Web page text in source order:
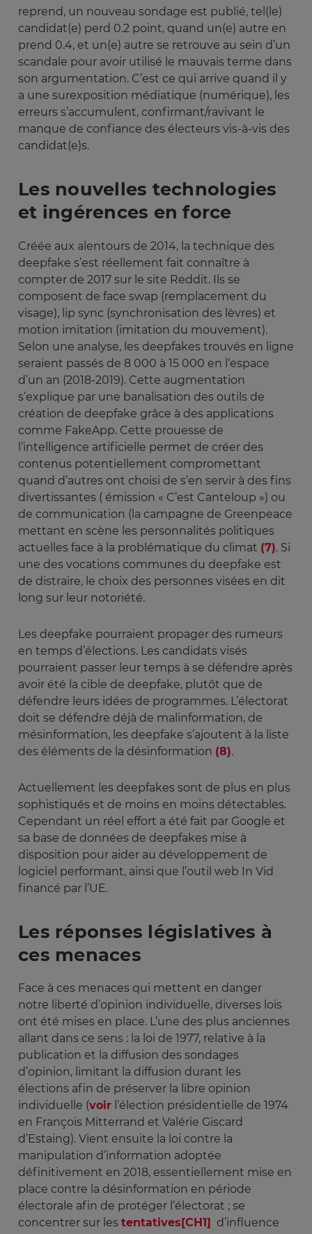
reprend, un nouveau sondage est publié, tel(le)
candidat(e) perd 0.2 point, quand un(e) autre en
prend 0.4, et un(e) autre se retrouve au sein d’un
scandale pour avoir utilisé le mauvais terme dans
son argumentation. C’est ce qui arrive quand il y
a une surexposition médiatique (numérique), les
erreurs s’accumulent, confirmant/ravivant le
manque de confiance des électeurs vis-à-vis des
candidat(e)s.
Les nouvelles technologies
et ingérences en force
Créée aux alentours de 2014, la technique des
deepfake s’est réellement fait connaître à
compter de 2017 sur le site Reddit. Ils se
composent de face swap (remplacement du
visage), lip sync (synchronisation des lèvres) et
motion imitation (imitation du mouvement).
Selon une analyse, les deepfakes trouvés en ligne
seraient passés de 8 000 à 15 000 en l’espace
d’un an (2018-2019). Cette augmentation
s’explique par une banalisation des outils de
création de deepfake grâce à des applications
comme FakeApp. Cette prouesse de
l’intelligence artificielle permet de créer des
contenus potentiellement compromettant
quand d’autres ont choisi de s’en servir à des fins
divertissantes ( émission « C’est Canteloup ») ou
de communication (la campagne de Greenpeace
mettant en scène les personnalités politiques
actuelles face à la problématique du climat (7). Si
une des vocations communes du deepfake est
de distraire, le choix des personnes visées en dit
long sur leur notoriété.
Les deepfake pourraient propager des rumeurs
en temps d’élections. Les candidats visés
pourraient passer leur temps à se défendre après
avoir été la cible de deepfake, plutôt que de
défendre leurs idées de programmes. L’électorat
doit se défendre déjà de malinformation, de
mésinformation, les deepfake s’ajoutent à la liste
des éléments de la désinformation (8).
Actuellement les deepfakes sont de plus en plus
sophistiqués et de moins en moins détectables.
Cependant un réel effort a été fait par Google et
sa base de données de deepfakes mise à
disposition pour aider au développement de
logiciel performant, ainsi que l’outil web In Vid
financé par l’UE.
Les réponses législatives à
ces menaces
Face à ces menaces qui mettent en danger
notre liberté d’opinion individuelle, diverses lois
ont été mises en place. L’une des plus anciennes
allant dans ce sens : la loi de 1977, relative à la
publication et la diffusion des sondages
d’opinion, limitant la diffusion durant les
élections afin de préserver la libre opinion
individuelle (voir l’élection présidentielle de 1974
en François Mitterrand et Valérie Giscard
d’Estaing). Vient ensuite la loi contre la
manipulation d’information adoptée
définitivement en 2018, essentiellement mise en
place contre la désinformation en période
électorale afin de protéger l’électorat ; se
concentrer sur les tentatives [CH1]
d’influence